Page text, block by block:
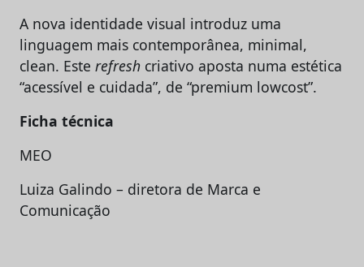
A nova identidade visual introduz uma
linguagem mais contemporânea, minimal,
clean. Este refresh criativo aposta numa estética
“acessível e cuidada”, de “premium lowcost”.
Ficha técnica
MEO
Luiza Galindo – diretora de Marca e
Comunicação